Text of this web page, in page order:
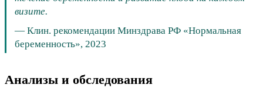
визите.
— Клин. рекомендации Минздрава РФ «Нормальная
беременность», 2023
Анализы и обследования